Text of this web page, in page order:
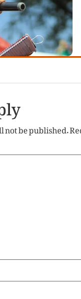
not be published.